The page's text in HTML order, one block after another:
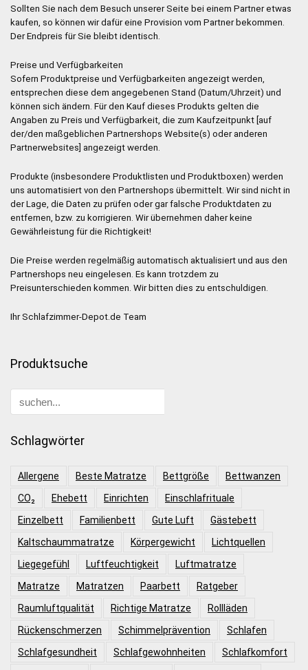
Sollten Sie nach dem Besuch unserer Seite bei einem Partner etwas
kaufen, so können wir dafür eine Provision vom Partner bekommen.
Der Endpreis für Sie bleibt identisch.
Preise und Verfügbarkeiten
Sofern Produktpreise und Verfügbarkeiten angezeigt werden,
entsprechen diese dem angegebenen Stand (Datum/Uhrzeit) und
können sich ändern. Für den Kauf dieses Produkts gelten die
Angaben zu Preis und Verfügbarkeit, die zum Kaufzeitpunkt [auf
der/den maßgeblichen Partnershops Website(s) oder anderen
Partnerwebsites] angezeigt werden.
Produkte (insbesondere Produktlisten und Produktboxen) werden
uns automatisiert von den Partnershops übermittelt. Wir sind nicht in
der Lage, die Daten zu prüfen oder gar falsche Produktdaten zu
entfernen, bzw. zu korrigieren. Wir übernehmen daher keine
Gewährleistung für die Richtigkeit!
Die Preise werden regelmäßig automatisch aktualisiert und aus den
Partnershops neu eingelesen. Es kann trotzdem zu
Preisunterschieden kommen. Wir bitten dies zu entschuldigen.
Ihr Schlafzimmer-Depot.de Team
Produktsuche
Schlagwörter
Allergene Beste Matratze Bettgröße
Bettwanzen
CO₂
Ehebett Einrichten
Einschlafrituale
Einzelbett
Familienbett Gute Luft
Gästebett
Kaltschaummatratze
Körpergewicht
Lichtquellen
Liegegefühl
Luftfeuchtigkeit
Luftmatratze
Matratze
Matratzen Paarbett
Ratgeber
Raumluftqualität
Richtige Matratze
Rollläden
Rückenschmerzen
Schimmelprävention
Schlafen
Schlafgesundheit
Schlafgewohnheiten
Schlafkomfort